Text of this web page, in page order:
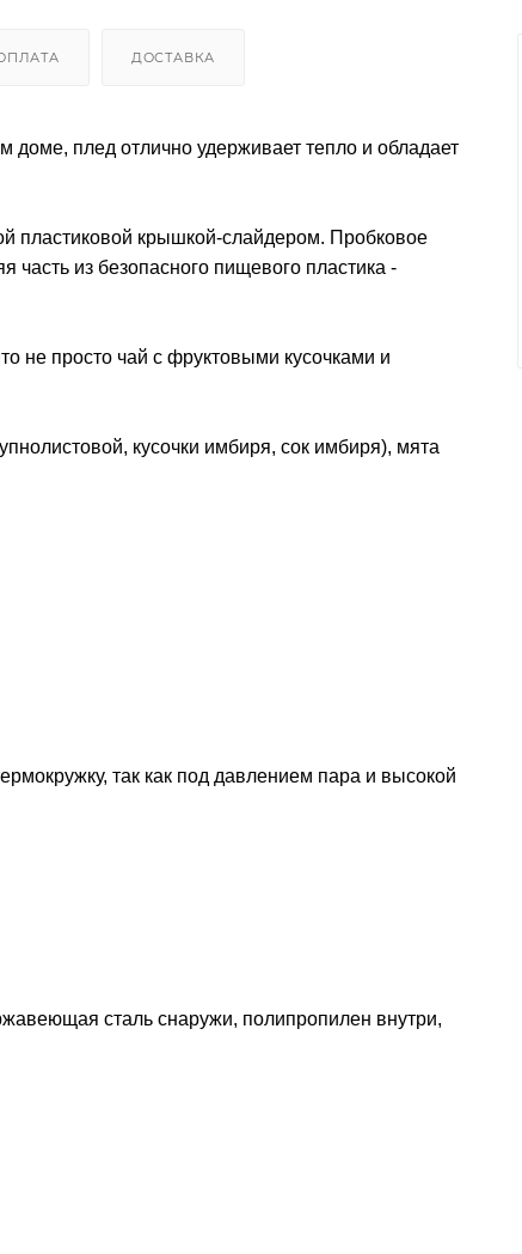
ДОСТАВКА
плед отлично удерживает тепло и обладает
пластиковой крышкой-слайдером. Пробковое
часть из безопасного пищевого пластика -
не просто чай с фруктовыми кусочками и
кусочки имбиря, сок имбиря), мята
так как под давлением пара и высокой
сталь снаружи, полипропилен внутри,